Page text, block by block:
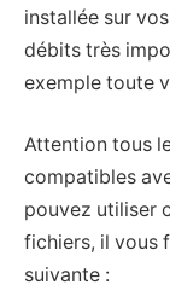
installée sur
débits très
exemple toute
Attention tous
compatibles
pouvez utiliser
fichiers, il vous
suivante :